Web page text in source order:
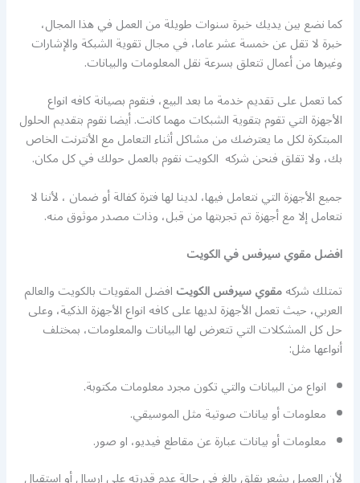
كما نضع بين يديك خبرة سنوات طويلة من العمل في هذا المجال،
خبرة لا تقل عن خمسة عشر عاما، في مجال تقوية الشبكة والإشارات
وغيرها من أعمال تتعلق بسرعة نقل المعلومات والبيانات.
كما تعمل على تقديم خدمة ما بعد البيع، فنقوم بصيانة كافه انواع
الأجهزة التي تقوم بتقوية الشبكات مهما كانت. أيضا نقوم بتقديم الحلول
المبتكرة لكل ما يعترضك من مشاكل أثناء التعامل مع الأنترنت الخاص
بك، ولا تقلق فنحن شركه الكويت نقوم بالعمل حولك في كل مكان.
جميع الأجهزة التي نتعامل فيها، لدينا لها فترة كفالة أو ضمان ، لأننا لا
نتعامل إلا مع أجهزة تم تجربتها من قبل، وذات مصدر موثوق منه.
افضل مقوي سيرفس في الكويت
تمتلك شركهمقوي سيرفس الكويتافضل المقويات بالكويت والعالم
العربي، حيث تعمل الأجهزة لديها على كافه انواع الأجهزة الذكية، وعلى
حل كل المشكلات التي تتعرض لها البيانات والمعلومات، بمختلف
أنواعها مثل:
انواع من البيانات والتي تكون مجرد معلومات مكتوبة.
معلومات أو بيانات صوتية مثل الموسيقي.
معلومات أو بيانات عبارة عن مقاطع فيديو، او صور.